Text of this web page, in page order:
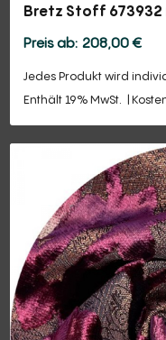
Bretz Stoff
208,00€
Jedes Produkt wird
Enthält 19% MwSt.